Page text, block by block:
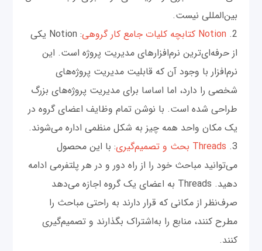
بین‌المللی نیست.
2. Notion کتابچه کلیات جامع کار گروهی
: Notion یکی
از حرفه‌ای‌ترین نرم‌افزارهای مدیریت پروژه است. این
نرم‌افزار با وجود آن‌ که قابلیت مدیریت پروژه‌های
شخصی را دارد، اما اساسا برای مدیریت پروژه‌های بزرگ
طراحی شده است. با نوشن تمام وظایف اعضای گروه در
یک مکان واحد همه چیز به شکل منظمی اداره می‌شوند.
3. Threads بحث و تصمیم‌گیری
: با این محصول
می‌توانید مباحث خود را از راه دور و در هر پلتفرمی‌ ادامه
دهید. Threads به اعضای یک گروه اجازه می‌دهد
صرف‌نظر از مکانی که قرار دارند به راحتی مباحث را
مطرح کنند، منابع را به‌اشتراک بگذارند و تصمیم‌گیری
کنند.